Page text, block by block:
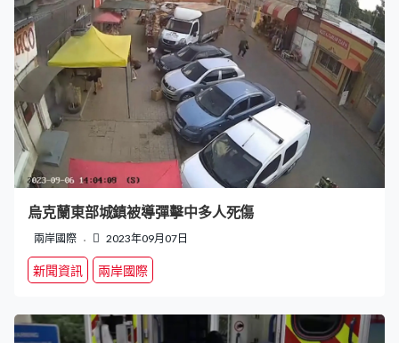
烏克蘭東部城鎮被導彈擊中多人死傷
兩岸國際 2023年09月07日
新聞資訊 兩岸國際